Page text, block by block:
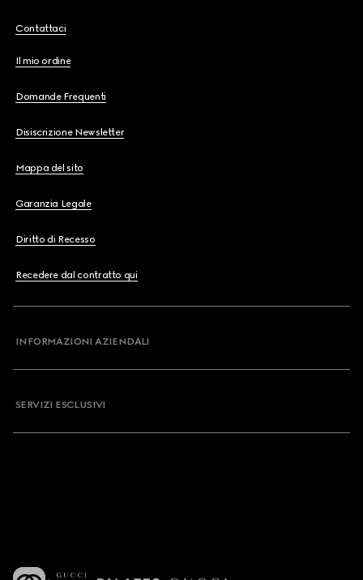
Contattaci
Il mio ordine
Domande Frequenti
Disiscrizione Newsletter
Mappa del sito
Garanzia Legale
Diritto di Recesso
Recedere dal contratto qui
INFORMAZIONI AZIENDALI
SERVIZI ESCLUSIVI